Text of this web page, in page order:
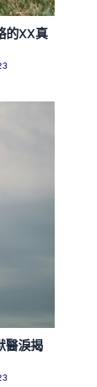
的XX真
醫淚揭